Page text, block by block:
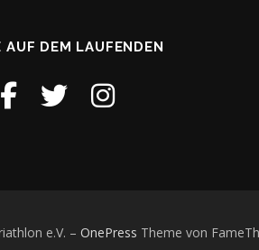
AUF DEM LAUFENDEN
e.V. – OnePress Theme von